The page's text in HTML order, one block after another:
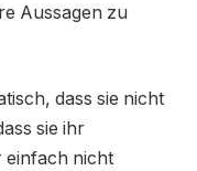
Aussagen zu
dass sie nicht
sie ihr
einfach nicht